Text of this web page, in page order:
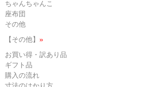
ちゃんちゃんこ
座布団
その他
【その他】 »
お買い得・訳あり品
ギフト品
購入の流れ